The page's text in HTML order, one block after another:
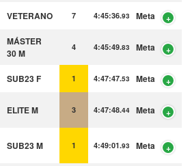
VETERANO 7 4:45:36.93 Meta
MÁSTER
30 M
4 4:45:49.83 Meta
SUB23 F 1 4:47:47.53 Meta
ELITE M 3 4:47:48.44 Meta
SUB23 M 1 4:49:01.93 Meta